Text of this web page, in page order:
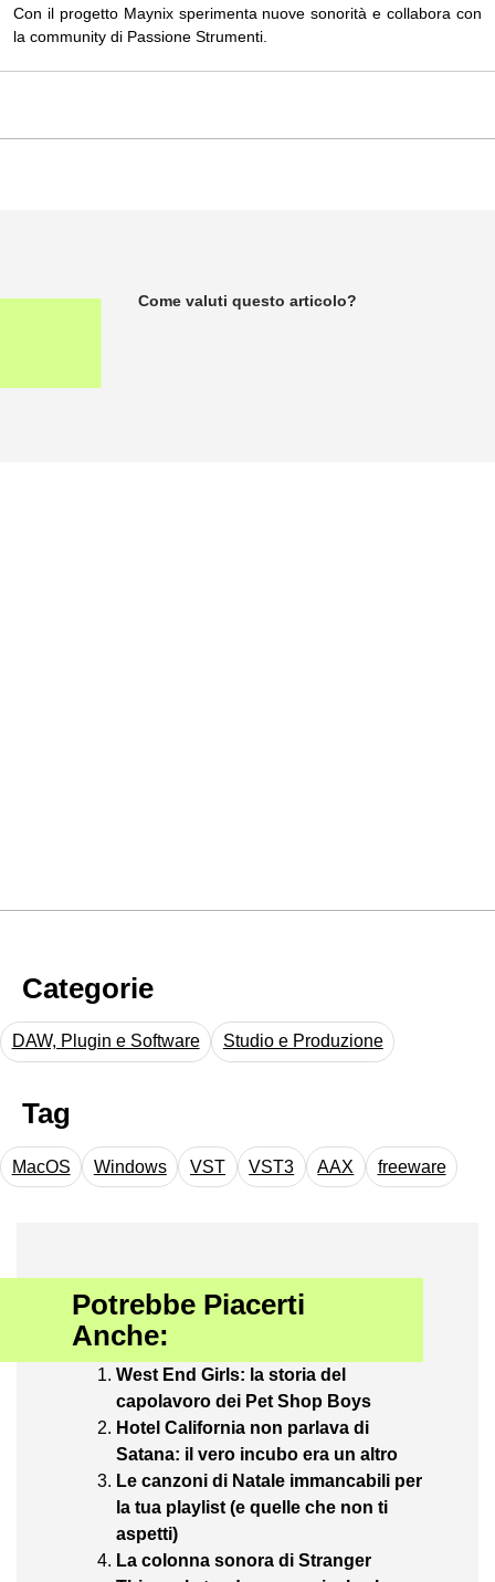
Con il progetto Maynix sperimenta nuove sonorità e collabora con
la community di Passione Strumenti.
Come valuti questo articolo?
Categorie
DAW, Plugin e Software Studio e Produzione
Tag
MacOS Windows VST VST3 AAX freeware
Potrebbe Piacerti
Anche:
West End Girls: la storia del
capolavoro dei Pet Shop Boys
Hotel California non parlava di
Satana: il vero incubo era un altro
Le canzoni di Natale immancabili per
la tua playlist (e quelle che non ti
aspetti)
La colonna sonora di Stranger